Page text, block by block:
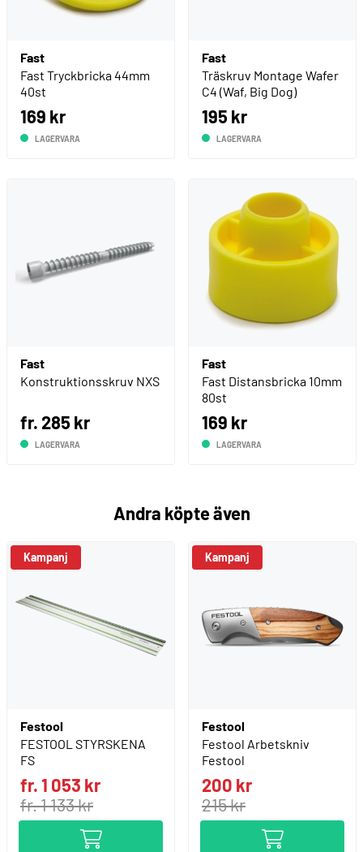
Fast
Fast Tryckbricka 44mm
40st
169 kr
LAGERVARA
Fast
Träskruv Montage Wafer
C4 (Waf, Big Dog)
195 kr
LAGERVARA
Fast
Konstruktionsskruv NXS
fr. 285 kr
LAGERVARA
Fast
Fast Distansbricka 10mm
80st
169 kr
LAGERVARA
Andra köpte även
Kampanj
Festool
FESTOOL STYRSKENA
FS
fr. 1 053 kr
fr. 1 133 kr
Kampanj
Festool
Festool Arbetskniv
Festool
200 kr
215 kr